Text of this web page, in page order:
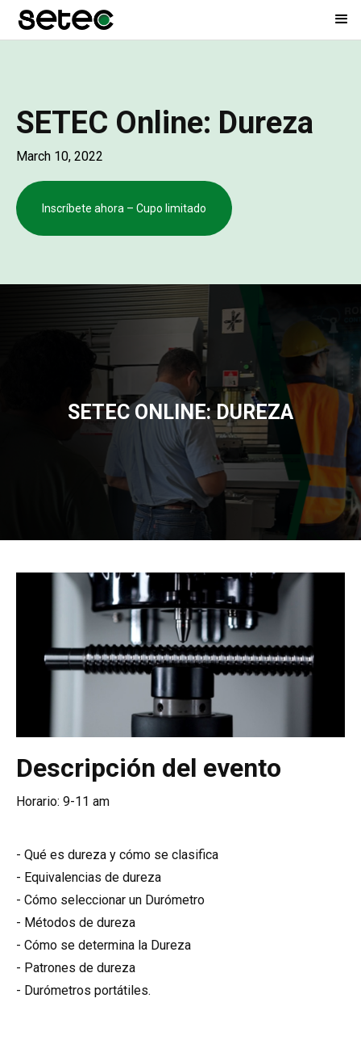
SETEC Online: Dureza
March 10, 2022
Inscríbete ahora – Cupo limitado
SETEC ONLINE: DUREZA
Descripción del evento
Horario: 9-11 am
- Qué es dureza y cómo se clasifica
- Equivalencias de dureza
- Cómo seleccionar un Durómetro
- Métodos de dureza
- Cómo se determina la Dureza
- Patrones de dureza
- Durómetros portátiles.